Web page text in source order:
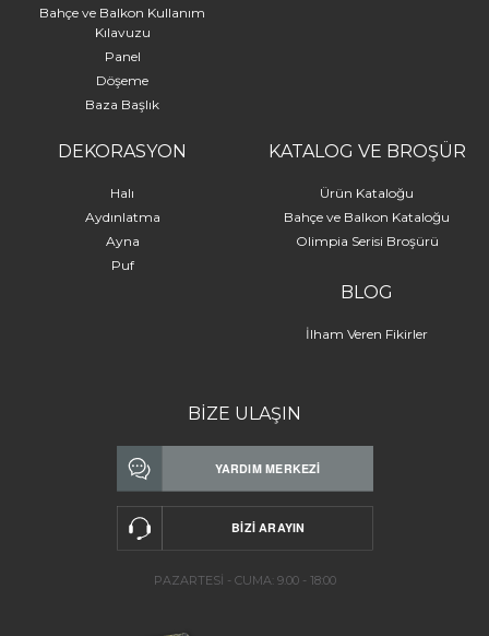
Bahçe ve Balkon Kullanım
Kılavuzu
Panel
Döşeme
Baza Başlık
DEKORASYON
Halı
Aydınlatma
Ayna
Puf
KATALOG VE BROŞÜR
Ürün Kataloğu
Bahçe ve Balkon Kataloğu
Olimpia Serisi Broşürü
BLOG
İlham Veren Fikirler
BİZE ULAŞIN
PAZARTESİ - CUMA: 9.00 - 18:00